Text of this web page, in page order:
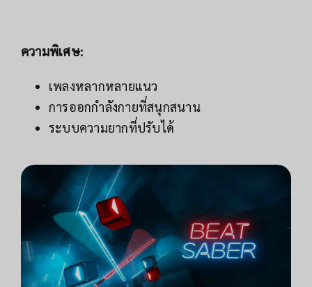
ความพิเศษ:
เพลงหลากหลายแนว
การออกกำลังกายที่สนุกสนาน
ระบบความยากที่ปรับได้